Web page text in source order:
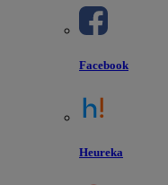
Facebook
Heureka